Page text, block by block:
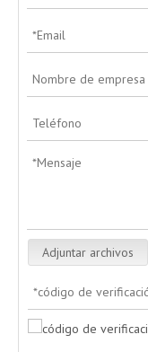
Adjuntar archivos